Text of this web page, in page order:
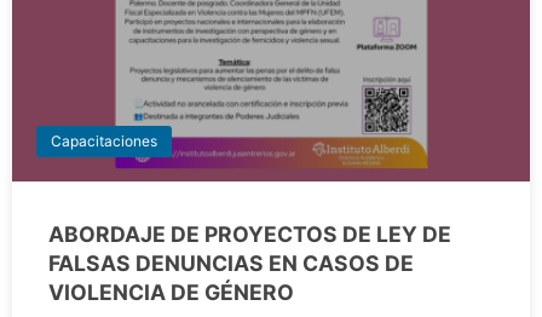
Capacitaciones
ABORDAJE DE PROYECTOS DE LEY DE
FALSAS DENUNCIAS EN CASOS DE
VIOLENCIA DE GÉNERO